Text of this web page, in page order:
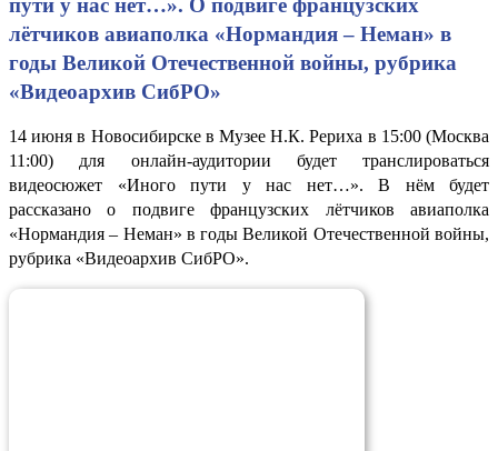
пути у нас нет…». О подвиге французских
лётчиков авиаполка «Нормандия – Неман» в
годы Великой Отечественной войны, рубрика
«Видеоархив СибРО»
14 июня в Новосибирске в Музее Н.К. Рериха в 15:00 (Москва
11:00) для онлайн-аудитории будет транслироваться
видеосюжет «Иного пути у нас нет…». В нём будет
рассказано о подвиге французских лётчиков авиаполка
«Нормандия – Неман» в годы Великой Отечественной войны,
рубрика «Видеоархив СибРО».